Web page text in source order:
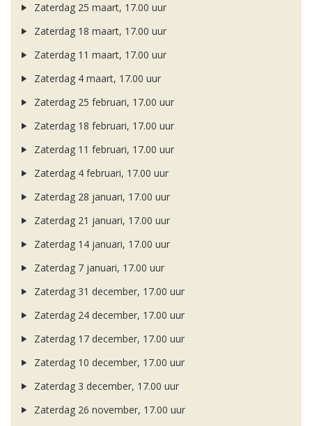
Zaterdag 25 maart, 17.00 uur
Zaterdag 18 maart, 17.00 uur
Zaterdag 11 maart, 17.00 uur
Zaterdag 4 maart, 17.00 uur
Zaterdag 25 februari, 17.00 uur
Zaterdag 18 februari, 17.00 uur
Zaterdag 11 februari, 17.00 uur
Zaterdag 4 februari, 17.00 uur
Zaterdag 28 januari, 17.00 uur
Zaterdag 21 januari, 17.00 uur
Zaterdag 14 januari, 17.00 uur
Zaterdag 7 januari, 17.00 uur
Zaterdag 31 december, 17.00 uur
Zaterdag 24 december, 17.00 uur
Zaterdag 17 december, 17.00 uur
Zaterdag 10 december, 17.00 uur
Zaterdag 3 december, 17.00 uur
Zaterdag 26 november, 17.00 uur